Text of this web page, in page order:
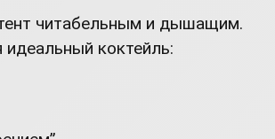
читабельным и дышащим.
коктейль: